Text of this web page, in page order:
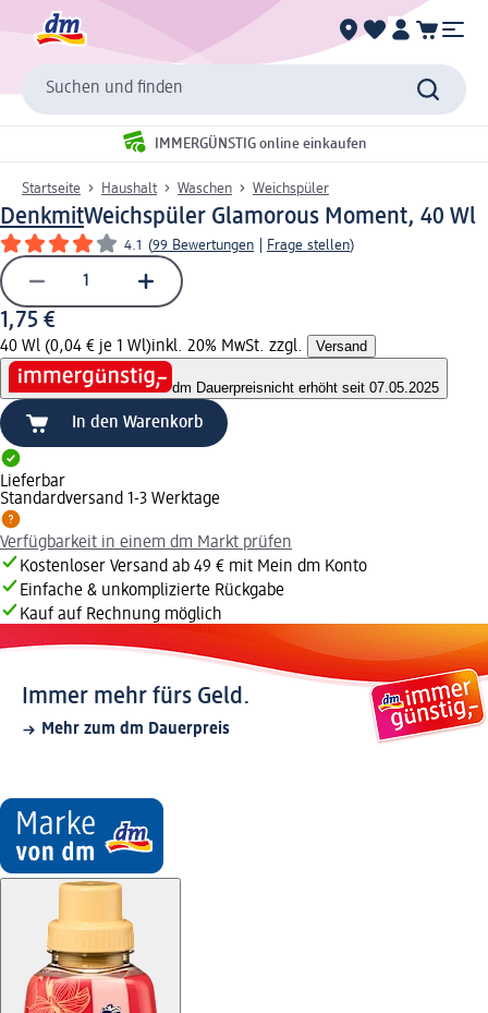
Suchen und finden
IMMERGÜNSTIG online einkaufen
Startseite Haushalt Waschen Weichspüler
DenkmitWeichspüler Glamorous Moment, 40 Wl
4.1 (99 Bewertungen Frage stellen)
1,75 €
40 Wl (0,04 € je 1 Wl)inkl. 20% MwSt. zzgl. Versand
dm Dauerpreisnicht erhöht seit 07.05.2025
In den Warenkorb
Lieferbar
Standardversand 1-3 Werktage
Verfügbarkeit in einem dm Markt prüfen
Kostenloser Versand ab 49 € mit Mein dm Konto
Einfache & unkomplizierte Rückgabe
Kauf auf Rechnung möglich
Immer mehr fürs Geld.
Mehr zum dm Dauerpreis